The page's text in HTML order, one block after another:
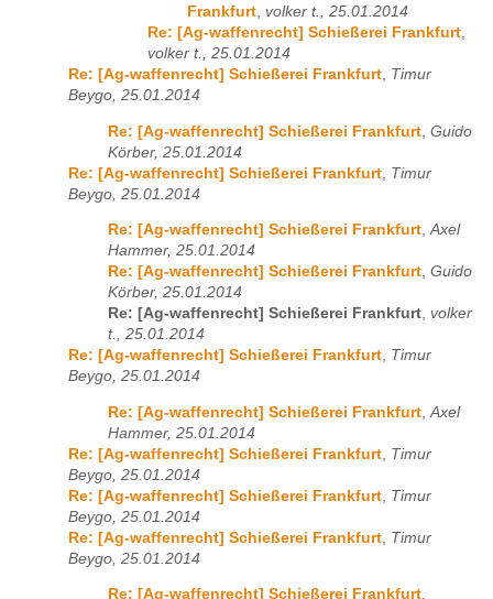
Frankfurt volker t., 25.01.2014
Re: [Ag-waffenrecht] Schießerei Frankfurt
volker t., 25.01.2014
Re: [Ag-waffenrecht] Schießerei Frankfurt Timur
Beygo, 25.01.2014
Re: [Ag-waffenrecht] Schießerei Frankfurt Guido
Körber, 25.01.2014
Re: [Ag-waffenrecht] Schießerei Frankfurt Timur
Beygo, 25.01.2014
Re: [Ag-waffenrecht] Schießerei Frankfurt,Axel
Hammer, 25.01.2014
Re: [Ag-waffenrecht] Schießerei Frankfurt, Guido
Körber, 25.01.2014
Re: [Ag-waffenrecht] Schießerei Frankfurt, volker
t., 25.01.2014
Re: [Ag-waffenrecht] Schießerei Frankfurt, Timur
Beygo, 25.01.2014
Re: [Ag-waffenrecht] Schießerei Frankfurt Axel
Hammer, 25.01.2014
Re: [Ag-waffenrecht] Schießerei Frankfurt Timur
Beygo, 25.01.2014
Re: [Ag-waffenrecht] Schießerei Frankfurt Timur
Beygo, 25.01.2014
Re: [Ag-waffenrecht] Schießerei Frankfurt Timur
Beygo, 25.01.2014
Re: [Ag-waffenrecht] Schießerei Frankfurt,